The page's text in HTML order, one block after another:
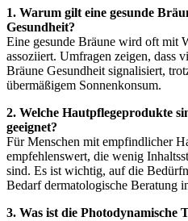
1. Warum gilt eine gesunde
Gesundheit?
Eine gesunde Bräune wird oft mit
assoziiert. Umfragen zeigen, dass
Bräune Gesundheit signalisiert,
übermäßigem Sonnenkonsum.
2. Welche Hautpflegeprodukte
geeignet?
Für Menschen mit empfindlicher
empfehlenswert, die wenig
sind. Es ist wichtig, auf die
Bedarf dermatologische Beratung
3. Was ist die Photodynamische